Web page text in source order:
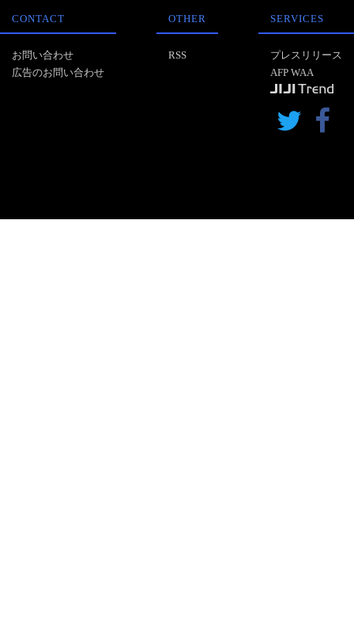
CONTACT
お問い合わせ
広告のお問い合わせ
OTHER
RSS
SERVICES
プレスリリース
AFP WAA